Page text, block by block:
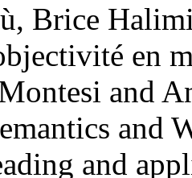
Brice
en
and
and
and